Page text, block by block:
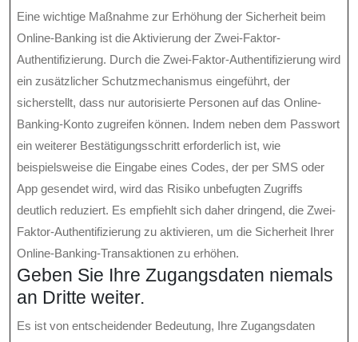
Eine wichtige Maßnahme zur Erhöhung der Sicherheit beim
Online-Banking ist die Aktivierung der Zwei-Faktor-
Authentifizierung. Durch die Zwei-Faktor-Authentifizierung wird
ein zusätzlicher Schutzmechanismus eingeführt, der
sicherstellt, dass nur autorisierte Personen auf das Online-
Banking-Konto zugreifen können. Indem neben dem Passwort
ein weiterer Bestätigungsschritt erforderlich ist, wie
beispielsweise die Eingabe eines Codes, der per SMS oder
App gesendet wird, wird das Risiko unbefugten Zugriffs
deutlich reduziert. Es empfiehlt sich daher dringend, die Zwei-
Faktor-Authentifizierung zu aktivieren, um die Sicherheit Ihrer
Online-Banking-Transaktionen zu erhöhen.
Geben Sie Ihre Zugangsdaten niemals
an Dritte weiter.
Es ist von entscheidender Bedeutung, Ihre Zugangsdaten